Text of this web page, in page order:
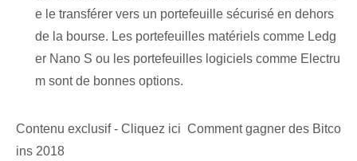
e le transférer vers un portefeuille sécurisé en dehors
de la bourse. ‌Les portefeuilles matériels comme Ledg
er ⁣Nano S ou les portefeuilles logiciels comme ‌Electru
m sont de ‌bonnes options.
Contenu exclusif - Cliquez ici Comment gagner des Bitco
ins 2018